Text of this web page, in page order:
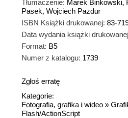
Tłumaczenie: Marek Binkowski,
Pasek, Wojciech Pazdur
ISBN Książki drukowanej: 83-
Data wydania książki
Format: B5
Numer z katalogu: 1739
Zgłoś erratę
Kategorie:
Fotografia, grafika i wideo »
Flash/ActionScript